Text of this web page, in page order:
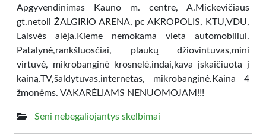
Apgyvendinimas Kauno m. centre, A.Mickevičiaus
gt.netoli ŽALGIRIO ARENA, pc AKROPOLIS, KTU,VDU,
Laisvės alėja.Kieme nemokama vieta automobiliui.
Patalynė,rankšluosčiai, plaukų džiovintuvas,mini
virtuvė, mikrobanginė krosnelė,indai,kava įskaičiuota į
kainą.TV,šaldytuvas,internetas, mikrobanginė.Kaina 4
žmonėms. VAKARĖLIAMS NENUOMOJAM!!!
Seni nebegaliojantys skelbimai